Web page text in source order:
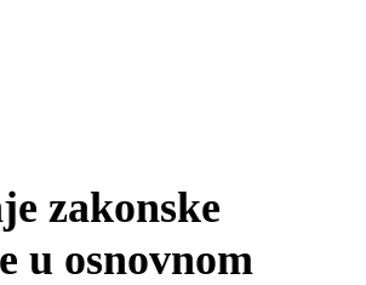
zakonske
u osnovnom